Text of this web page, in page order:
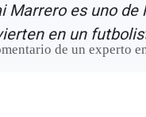
Marrero es uno
en un
de un experto